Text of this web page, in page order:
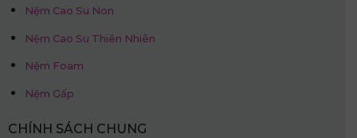
Nệm Cao Su Non
Nệm Cao Su Thiên Nhiên
Nệm Foam
Nệm Gấp
CHÍNH SÁCH CHUNG